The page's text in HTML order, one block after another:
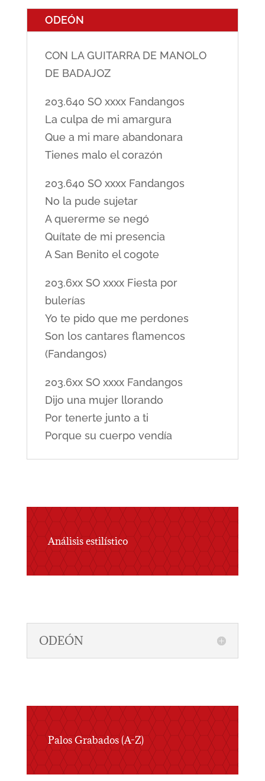
ODEÓN
CON LA GUITARRA DE MANOLO
DE BADAJOZ
203.640 SO xxxx Fandangos
La culpa de mi amargura
Que a mi mare abandonara
Tienes malo el corazón
203.640 SO xxxx Fandangos
No la pude sujetar
A quererme se negó
Quítate de mi presencia
A San Benito el cogote
203.6xx SO xxxx Fiesta por
bulerías
Yo te pido que me perdones
Son los cantares flamencos
(Fandangos)
203.6xx SO xxxx Fandangos
Dijo una mujer llorando
Por tenerte junto a ti
Porque su cuerpo vendía
Análisis estilístico
ODEÓN
Palos Grabados (A-Z)